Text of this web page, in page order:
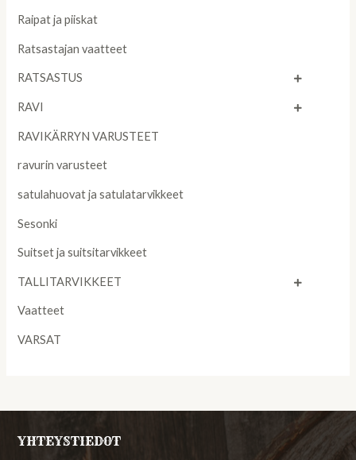
Raipat ja piiskat
Ratsastajan vaatteet
RATSASTUS
RAVI
RAVIKÄRRYN VARUSTEET
ravurin varusteet
satulahuovat ja satulatarvikkeet
Sesonki
Suitset ja suitsitarvikkeet
TALLITARVIKKEET
Vaatteet
VARSAT
YHTEYSTIEDOT